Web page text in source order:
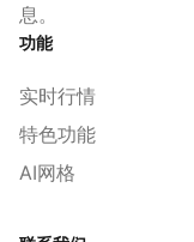
息。
功能
实时行情
特色功能
AI网格